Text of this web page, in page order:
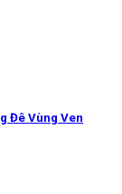
Đê Vùng Ven